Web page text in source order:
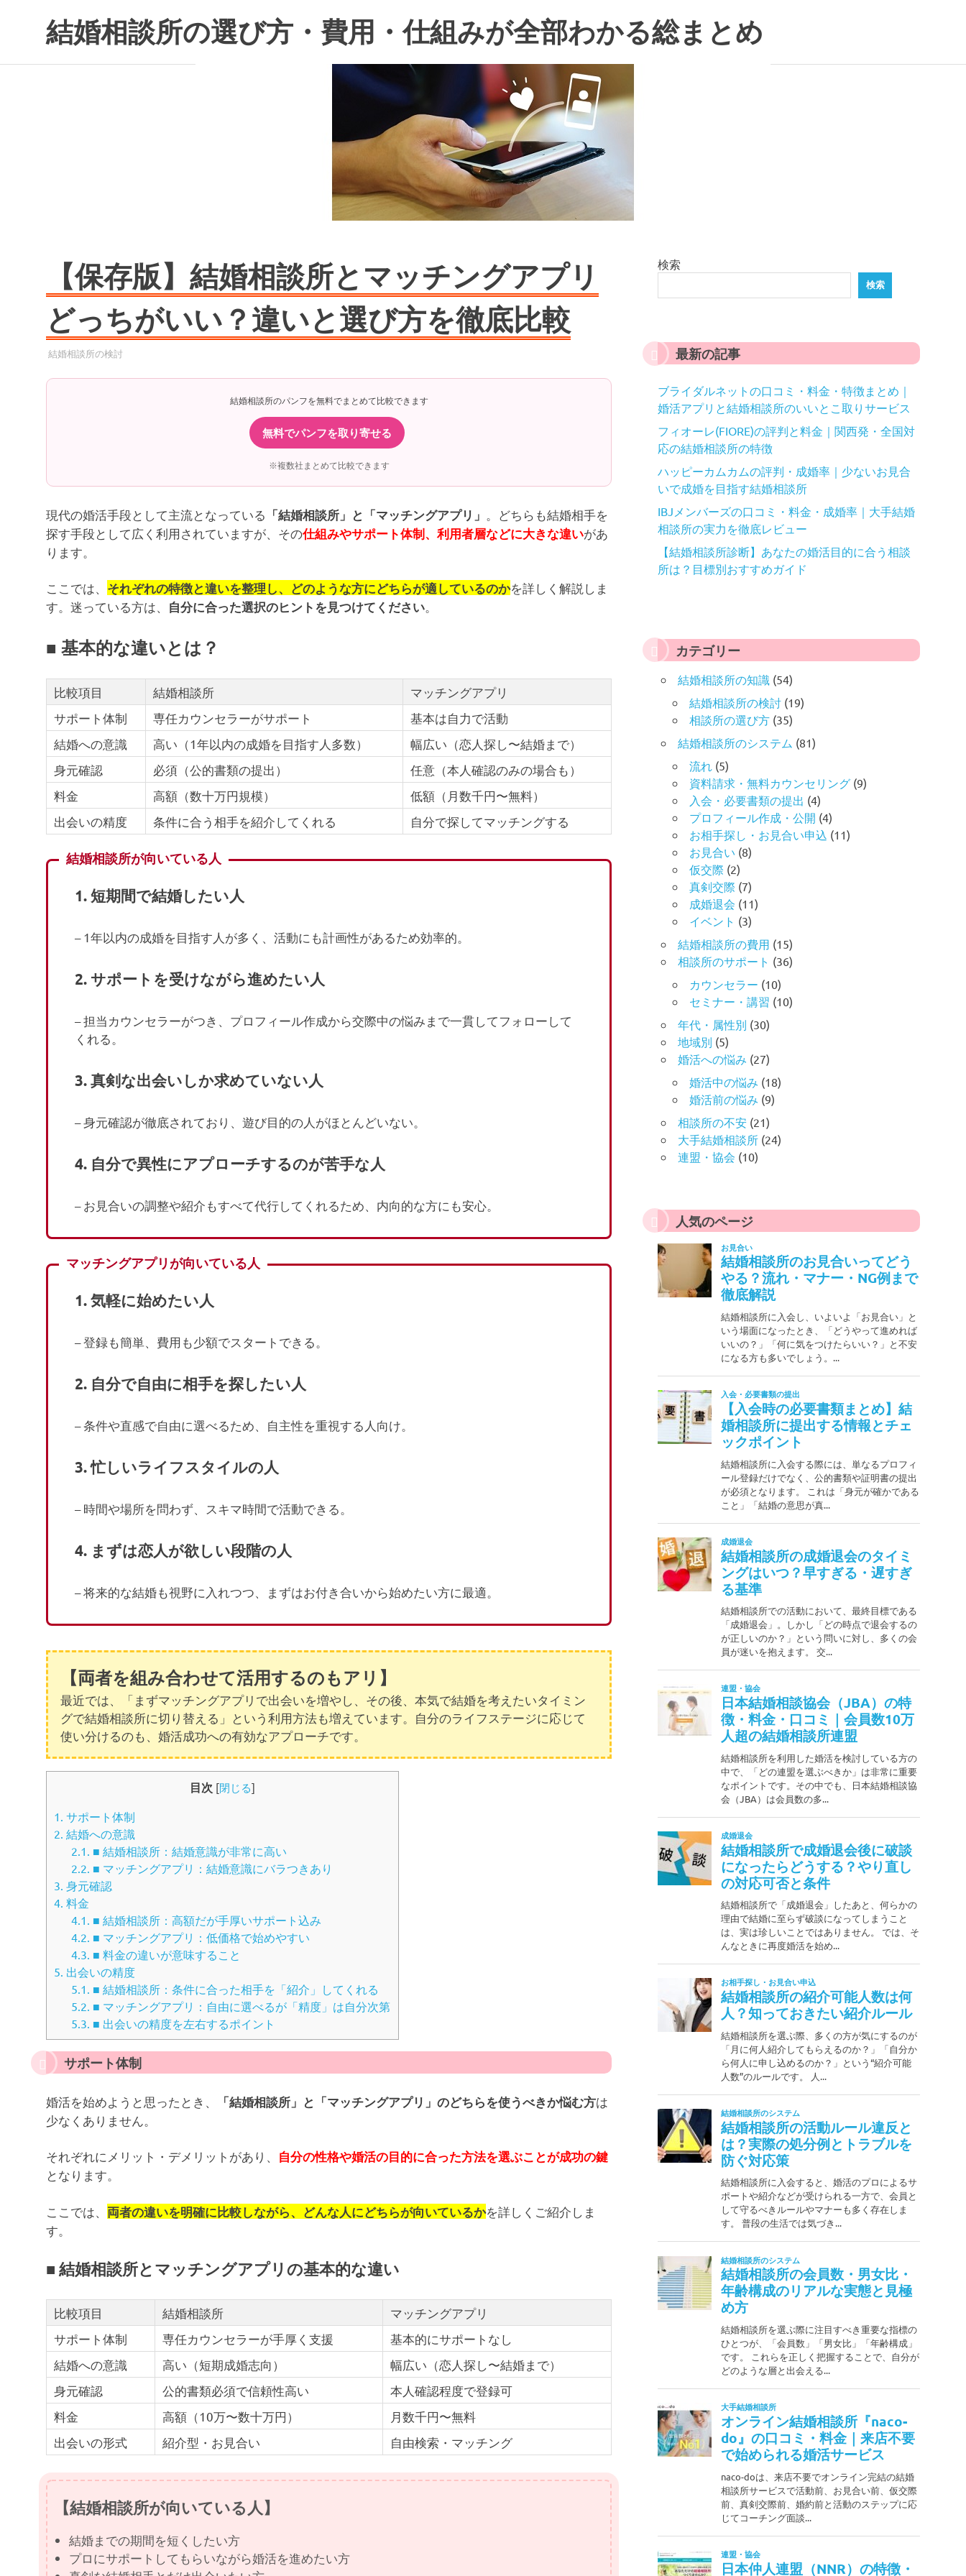
結婚相談所の選び方・費用・仕組みが全部わかる総まとめ
【保存版】結婚相談所とマッチングアプリ
どっちがいい？違いと選び方を徹底比較
2025年10月3日
YYYPRO
結婚相談所の検討
結婚相談所のパンフを無料でまとめて比較できます
無料でパンフを取り寄せる
※複数社まとめて比較できます
現代の婚活手段として主流となっている 「結婚相談所」と「マッチングアプリ」
。どちらも結婚相手を
探す手段として広く利用されていますが、その仕組みやサポート体制、利用者層などに大きな違いがあ
ります。
ここでは、 それぞれの特徴と違いを整理し、どのような方にどちらが適しているのかを詳しく解説しま
す。迷っている方は、 自分に合った選択のヒントを見つけてください
■ 基本的な違いとは？
比較項目 結婚相談所
マッチングアプリ
サポート体制
専任カウンセラーがサポート
基本は自力で活動
結婚への意識
高い（1年以内の成婚を目指す人多数）
幅広い（恋人探し〜結婚まで）
身元確認
必須（公的書類の提出）
任意（本人確認のみの場合も）
料金
高額（数十万円規模）
低額（月数千円〜無料）
出会いの精度
条件に合う相手を紹介してくれる 自分で探してマッチングする
結婚相談所が向いている人
1.短期間で結婚したい人
– 1年以内の成婚を目指す人が多く、活動にも計画性があるため効率的。
2. サポートを受けながら進めたい人
– 担当カウンセラーがつき、プロフィール作成から交際中の悩みまで一貫してフォローして
くれる。
3.真剣な出会いしか求めていない人
– 身元確認が徹底されており、遊び目的の人がほとんどいない。
4. 自分で異性にアプローチするのが苦手な人
– お見合いの調整や紹介もすべて代行してくれるため、内向的な方にも安心。
マッチングアプリが向いている人
1.気軽に始めたい人
– 登録も簡単、費用も少額でスタートできる。
2. 自分で自由に相手を探したい人
– 条件や直感で自由に選べるため、自主性を重視する人向け。
3.忙しいライフスタイルの人
– 時間や場所を問わず、スキマ時間で活動できる。
4. まずは恋人が欲しい段階の人
– 将来的な結婚も視野に入れつつ、まずはお付き合いから始めたい方に最適。
【両者を組み合わせて活用するのもアリ】
最近では、「まずマッチングアプリで出会いを増やし、その後、本気で結婚を考えたいタイミン
グで結婚相談所に切り替える」という利用方法も増えています。自分のライフステージに応じて
使い分けるのも、婚活成功への有効なアプローチです。
目次 [閉じる]
1. サポート体制
2. 結婚への意識
2.1. ■ 結婚相談所：結婚意識が非常に高い
2.2. ■ マッチングアプリ：結婚意識にバラつきあり
3. 身元確認
4. 料金
4.1. ■ 結婚相談所：高額だが手厚いサポート込み
4.2. ■ マッチングアプリ：低価格で始めやすい
4.3. ■ 料金の違いが意味すること
5. 出会いの精度
5.1. ■ 結婚相談所：条件に合った相手を「紹介」してくれる
5.2. ■ マッチングアプリ：自由に選べるが「精度」は自分次第
5.3. ■ 出会いの精度を左右するポイント
サポート体制
婚活を始めようと思ったとき、 「結婚相談所」と「マッチングアプリ」のどちらを使うべきか悩む方は
少なくありません。
それぞれにメリット・デメリットがあり、 自分の性格や婚活の目的に合った方法を選ぶことが成功の鍵
となります。
ここでは、 両者の違いを明確に比較しながら、どんな人にどちらが向いているかを詳しくご紹介しま
す。
■ 結婚相談所とマッチングアプリの基本的な違い
比較項目 結婚相談所
マッチングアプリ
サポート体制
専任カウンセラーが手厚く支援
基本的にサポートなし
結婚への意識
高い（短期成婚志向）
幅広い（恋人探し〜結婚まで）
身元確認
公的書類必須で信頼性高い
本人確認程度で登録可
料金
高額（10万〜数十万円）
月数千円〜無料
出会いの形式
紹介型・お見合い 自由検索・マッチング
【結婚相談所が向いている人】
結婚までの期間を短くしたい方
プロにサポートしてもらいながら婚活を進めたい方
検索
検索
最新の記事
ブライダルネットの口コミ・料金・特徴まとめ｜
婚活アプリと結婚相談所のいいとこ取りサービス
フィオーレ(FIORE)の評判と料金｜関西発・全国対
応の結婚相談所の特徴
ハッピーカムカムの評判・成婚率｜少ないお見合
いで成婚を目指す結婚相談所
IBJメンバーズの口コミ・料金・成婚率｜大手結婚
相談所の実力を徹底レビュー
【結婚相談所診断】あなたの婚活目的に合う相談
所は？目標別おすすめガイド
カテゴリー
結婚相談所の知識 (54)
結婚相談所の検討 (19)
相談所の選び方 (35)
結婚相談所のシステム (81)
流れ (5)
資料請求・無料カウンセリング (9)
入会・必要書類の提出 (4)
プロフィール作成・公開 (4)
お相手探し・お見合い申込 (11)
お見合い (8)
仮交際 (2)
真剣交際 (7)
成婚退会 (11)
イベント (3)
結婚相談所の費用 (15)
相談所のサポート (36)
カウンセラー (10)
セミナー・講習 (10)
年代・属性別 (30)
地域別 (5)
婚活への悩み (27)
婚活中の悩み (18)
婚活前の悩み (9)
相談所の不安 (21)
大手結婚相談所 (24)
連盟・協会 (10)
人気のページ